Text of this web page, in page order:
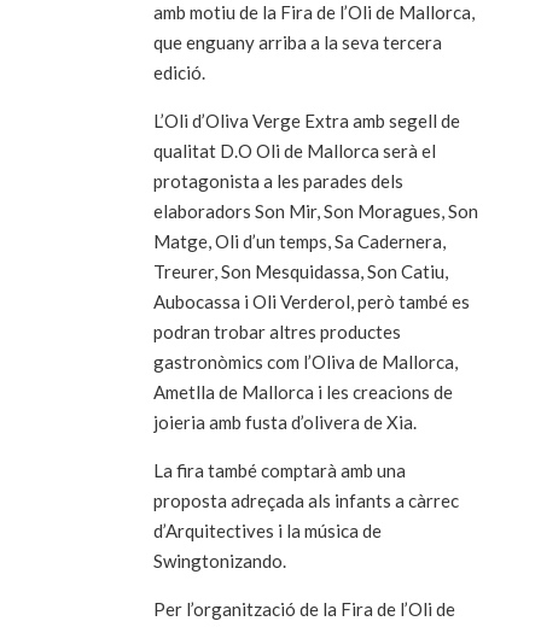
amb motiu de la Fira de l’Oli de Mallorca,
que enguany arriba a la seva tercera
edició.
L’Oli d’Oliva Verge Extra amb segell de
qualitat D.O Oli de Mallorca serà el
protagonista a les parades dels
elaboradors Son Mir, Son Moragues, Son
Matge, Oli d’un temps, Sa Cadernera,
Treurer, Son Mesquidassa, Son Catiu,
Aubocassa i Oli Verderol, però també es
podran trobar altres productes
gastronòmics com l’Oliva de Mallorca,
Ametlla de Mallorca i les creacions de
joieria amb fusta d’olivera de Xia.
La fira també comptarà amb una
proposta adreçada als infants a càrrec
d’Arquitectives i la música de
Swingtonizando.
Per l’organització de la Fira de l’Oli de